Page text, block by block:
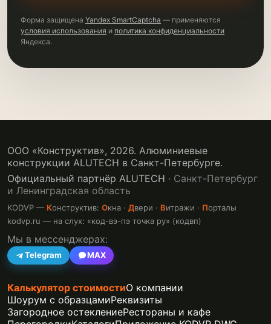
Форма защищена Yandex SmartCaptcha — применяются
условия использования и политика конфиденциальности
Яндекса.
ООО «Конструктив», 2026. Алюминиевые
конструкции ALUTECH в Санкт-Петербурге.
Официальный партнёр ALUTECH · Санкт-Петербург
и Ленинградская область
KODVP — Конструктив: Окна · Двери · Витражи · Порталы
kodvp.ru — на слух: «код-вэ-пэ точка ру» (кодвп)
Мы в мессенджерах:
Telegram MAX
Калькулятор стоимостиО компании
Шоурум с образцамиРеквизиты
Загородное остеклениеРестораны и кафе